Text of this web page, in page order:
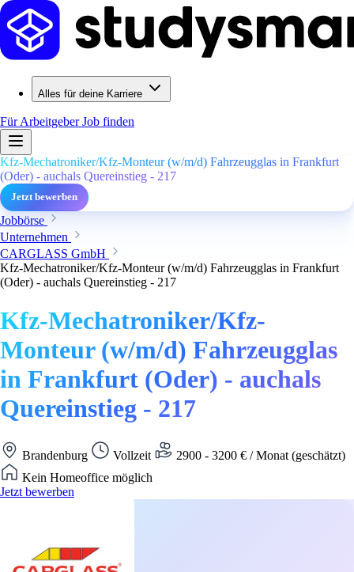
Alles für deine Karriere
Für ArbeitgeberJob finden
Kfz-Mechatroniker/Kfz-Monteur (w/m/d) Fahrzeugglas in Frankfurt
(Oder) - auchals Quereinstieg - 217
Jetzt bewerben
Jobbörse
Unternehmen
CARGLASS GmbH
Kfz-Mechatroniker/Kfz-Monteur (w/m/d) Fahrzeugglas in Frankfurt
(Oder) - auchals Quereinstieg - 217
Kfz-Mechatroniker/Kfz-
Monteur (w/m/d) Fahrzeugglas
in Frankfurt (Oder) - auchals
Quereinstieg - 217
Brandenburg Vollzeit
2900 - 3200 € / Monat (geschätzt)
Kein Homeoffice möglich
Jetzt bewerben